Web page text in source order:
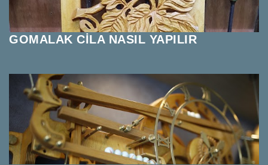
GOMALAK CİLA NASIL YAPILIR